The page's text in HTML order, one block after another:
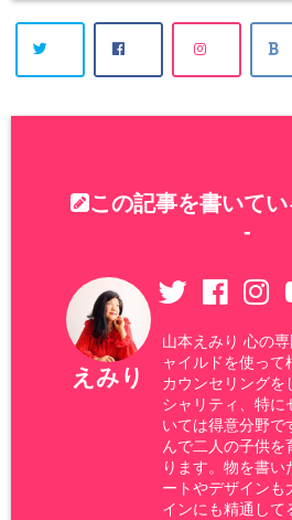
この記事を書いて
-
えみり
山本えみり 心の
ャイルドを使って
カウンセリングを
シャリティ、特に
いては得意分野で
んで二人の子供を
ります。物を書い
ートやデザインも
インにも精通して